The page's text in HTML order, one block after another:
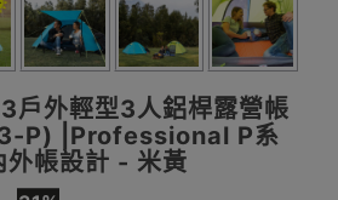
外輕型3人鋁桿露營帳
P) |Professional P系
帳設計 - 米黃